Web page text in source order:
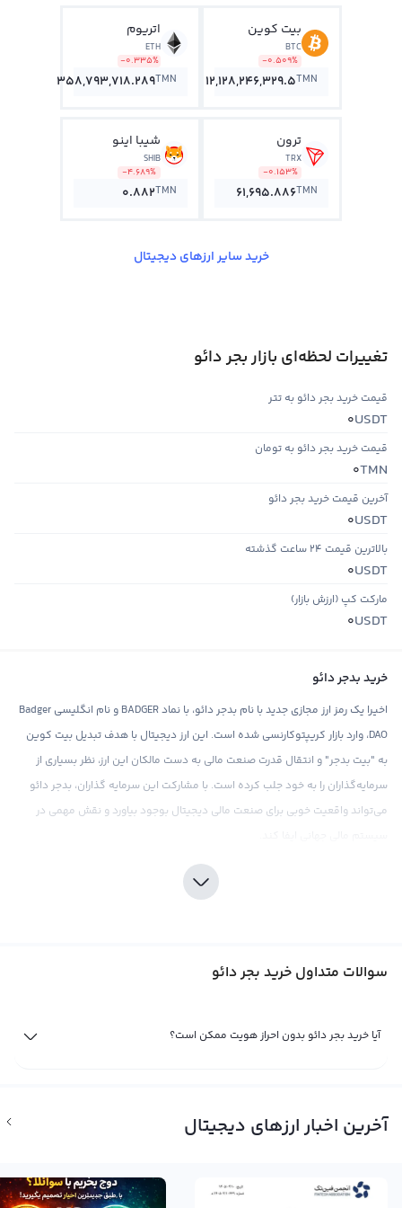
بیت کوین
BTC
-0.509%
12,128,246,329.5TMN
اتریوم
ETH
-0.335%
358,793,718.289TMN
ترون
TRX
-0.153%
61,695.886TMN
شیبا اینو
SHIB
-4.689%
0.882TMN
خرید سایر ارزهای دیجیتال
تغییرات لحظه‌ای بازار بجر دائو
قیمت خرید بجر دائو به تتر
USDT
0
قیمت خرید بجر دائو به تومان
TMN
0
آخرین قیمت خرید بجر دائو
USDT
0
بالاترین قیمت ۲۴ ساعت گذشته
USDT
0
مارکت کپ (ارزش بازار)
USDT
0
خرید بدجر دائو
اخیرا یک رمز ارز مجازی جدید با نام بدجر دائو، با نماد BADGER و نام انگلیسی Badger
DAO، وارد بازار کریپتوکارنسی شده است. این ارز دیجیتال با هدف تبدیل بیت کوین
به "بیت بدجر" و انتقال قدرت صنعت مالی به دست مالکان این ارز، نظر بسیاری از
سرمایه‌گذاران را به خود جلب کرده است. با مشارکت این سرمایه گذاران، بدجر دائو
می‌تواند واقعیت خوبی برای صنعت مالی دیجیتال بوجود بیاورد و نقش مهمی در
خرید بدجر دائو می‌تواند به عنوان یک فرصت سرمایه‌گذاری جذاب در بازار
کریپتوکارنسی مطرح شود. با توجه به این که بدجر دائو تازه وارد بازار است، قیمت آن
می‌توان انتظار داشت که قیمت بدجر دائو نیز به طور مستقیم تحت تأثیر این
در نهایت، پیشنهاد می‌شود که قبل از خرید بدجر دائو، به عنوان هر نوع
ریسک‌های مرتبط با بازار کریپتوکارنسی نادیده گرفته نشود و انجام تحقیقات کافی
گیرد.
سوالات متداول خرید بجر دائو
آیا خرید بجر دائو بدون احراز هویت ممکن است؟
آخرین اخبار ارزهای دیجیتال